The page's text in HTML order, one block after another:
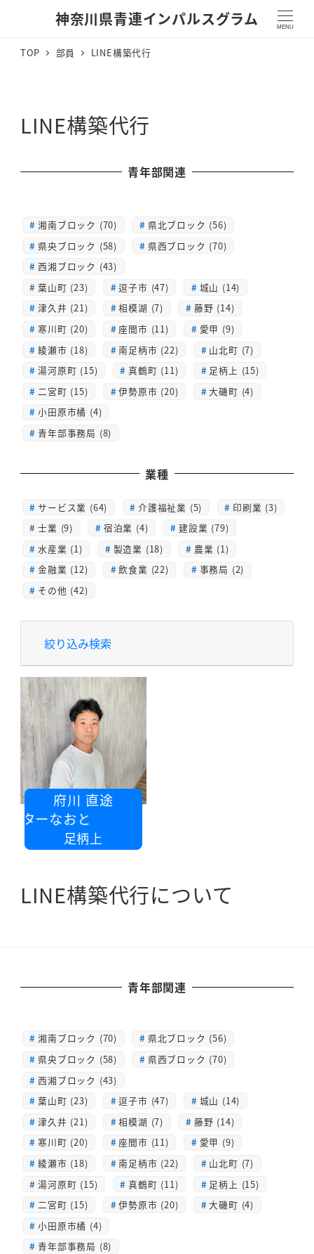
神奈川県青連インパルスグラム MENU
TOP 部員 LINE構築代行
LINE構築代行
青年部関連
湘南ブロック (70)
県北ブロック (56)
県央ブロック (58)
県西ブロック (70)
西湘ブロック (43)
葉山町 (23)
逗子市 (47)
城山 (14)
津久井 (21)
相模湖 (7)
藤野 (14)
寒川町 (20)
座間市 (11)
愛甲 (9)
綾瀬市 (18)
南足柄市 (22)
山北町 (7)
湯河原町 (15)
真鶴町 (11)
足柄上 (15)
二宮町 (15)
伊勢原市 (20)
大磯町 (4)
小田原市橘 (4)
青年部事務局 (8)
業種
サービス業 (64) 介護福祉業 (5)
印刷業 (3)
士業 (9)
宿泊業 (4)
建設業 (79)
水産業 (1)
製造業 (18)
農業 (1)
金融業 (12)
飲食業 (22)
事務局 (2)
その他 (42)
絞り込み検索
府川 直途
ターなおと
足柄上
LINE構築代行について
青年部関連
湘南ブロック (70)
県北ブロック (56)
県央ブロック (58)
県西ブロック (70)
西湘ブロック (43)
葉山町 (23)
逗子市 (47)
城山 (14)
津久井 (21)
相模湖 (7)
藤野 (14)
寒川町 (20)
座間市 (11)
愛甲 (9)
綾瀬市 (18)
南足柄市 (22)
山北町 (7)
湯河原町 (15)
真鶴町 (11)
足柄上 (15)
二宮町 (15)
伊勢原市 (20)
大磯町 (4)
小田原市橘 (4)
青年部事務局 (8)